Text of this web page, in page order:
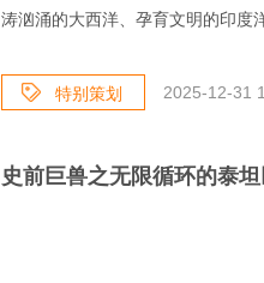
涛汹涌的大西洋、孕育文明的印度
特别策划 2025-12-31
史前巨兽之无限循环的泰坦